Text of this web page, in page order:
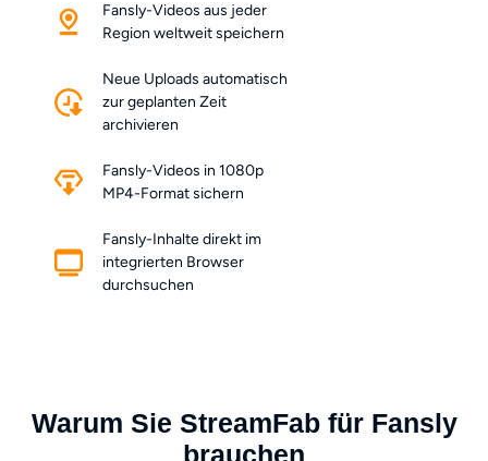
Fansly-Videos aus jeder
Region weltweit speichern
Neue Uploads automatisch
zur geplanten Zeit
archivieren
Fansly-Videos in 1080p
MP4-Format sichern
Fansly-Inhalte direkt im
integrierten Browser
durchsuchen
Warum Sie StreamFab für Fansly
brauchen